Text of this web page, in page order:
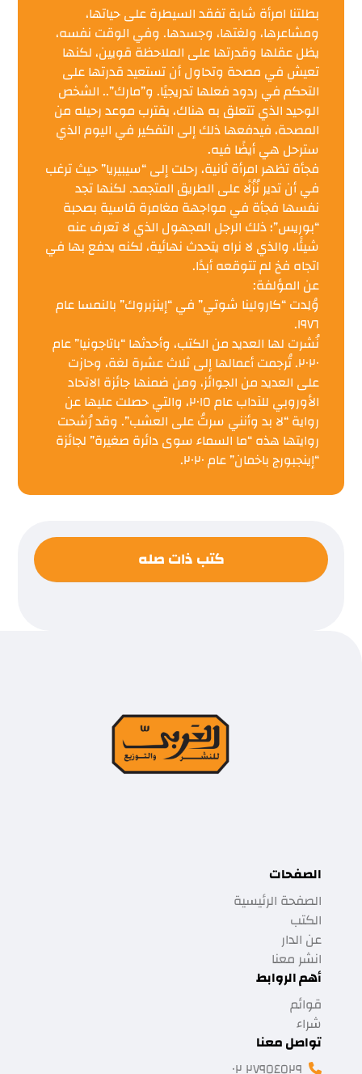
بطلتنا امرأة شابة تفقد السيطرة على حياتها،
ومشاعرها، ولغتها، وجسدها. وفي الوقت نفسه،
يظل عقلها وقدرتها على الملاحظة قويين، لكنها
تعيش في مصحة وتحاول أن تستعيد قدرتها على
التحكم في ردود فعلها تدريجيًا. و”مارك”.. الشخص
الوحيد الذي تتعلق به هناك، يقترب موعد رحيله من
المصحة، فيدفعها ذلك إلى التفكير في اليوم الذي
سترحل هي أيضًا فيه.
فجأة تظهر امرأة ثانية، رحلت إلى “سيبيريا” حيث ترغب
في أن تدير نُزُلًا على الطريق المتجمد. لكنها تجد
نفسها فجأة في مواجهة مغامرة قاسية بصحبة
“بوريس”؛ ذلك الرجل المجهول الذي لا تعرف عنه
شيئًا، والذي لا نراه يتحدث نهائية، لكنه يدفع بها في
اتجاه فخ لم تتوقعه أبدًا.
عن المؤلفة:
وُلِدت “كارولينا شوتي” في “إينزبروك” بالنمسا عام
١٩٧٦.
نُشرت لها العديد من الكتب، وأحدثها “باتاجونيا” عام
٢٠٢٠. تُرجمت أعمالها إلى ثلاث عشرة لغة، وحازت
على العديد من الجوائز، ومن ضمنها جائزة الاتحاد
الأوروبي للآداب عام ٢٠١٥، والتي حصلت عليها عن
رواية “لا بد وأنني سرتُ على العشب”. وقد رُشحت
روايتها هذه “ما السماء سوى دائرة صغيرة” لجائزة
“إينجبورج باخمان” عام ٢٠٢٠.
كتب ذات صله
الصفحات
الصفحة الرئيسية
الكتب
عن الدار
انشر معنا
أهم الروابط
قوائم
شراء
تواصل معنا
٢٧٩٥٤٥٢٩ ٠٢